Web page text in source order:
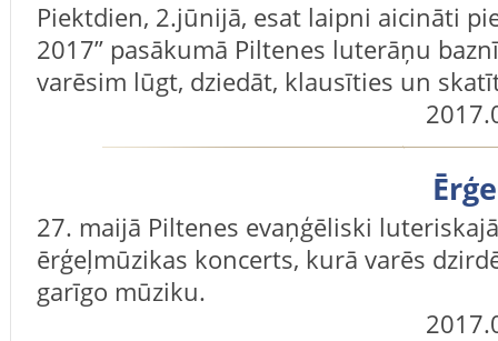
Piektdien, 2.jūnijā, esat laipni aicināti
2017” pasākumā Piltenes luterāņu
varēsim lūgt, dziedāt, klausīties un
27. maijā Piltenes evaņģēliski
ērģeļmūzikas koncerts, kurā varēs
garīgo mūziku.